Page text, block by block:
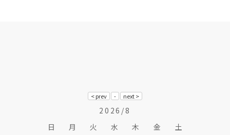
2026/8
日
月 火 水 木 金
土